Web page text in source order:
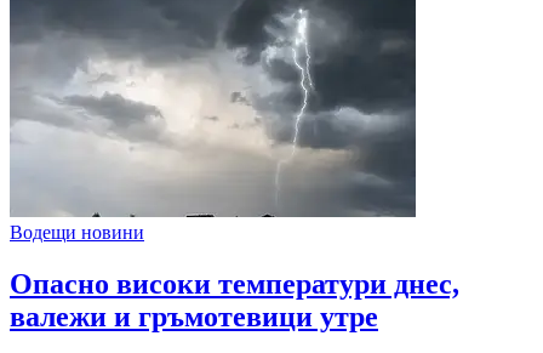
Водещи новини
Опасно високи температури днес,
валежи и гръмотевици утре